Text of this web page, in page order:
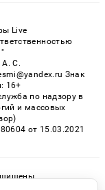
Live
А. С.
Знак
16+
по надзору в
и массовых
от 15.03.2021